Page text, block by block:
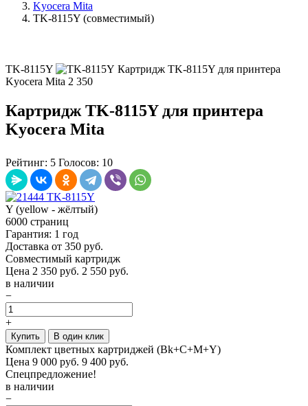
Kyocera Mita
TK-8115Y (совместимый)
TK-8115Y
Картридж TK-8115Y для принтера
Kyocera Mita 2 350
Картридж TK-8115Y для принтера
Kyocera Mita
Рейтинг: 5 Голосов: 10
Y (yellow - жёлтый)
6000 страниц
Гарантия: 1 год
Доставка от 350 руб.
Совместимый картридж
Цена 2 350 руб. 2 550 руб.
в наличии
−
+
Купить В один клик
Комплект цветных картриджей (Bk+C+M+Y)
Цена 9 000 руб. 9 400 руб.
Спецпредложение!
в наличии
−